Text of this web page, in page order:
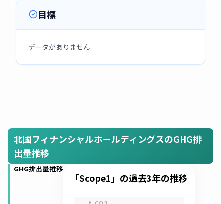
目標
データがありません
北國フィナンシャルホールディングスのGHG排
出量推移
GHG排出量推移
「Scope1」の過去3年の推移